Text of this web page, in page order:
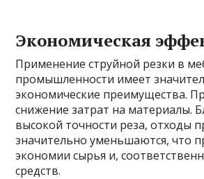
Экономическая
Применение струйной резки в
промышленности имеет
экономические преимущества.
снижение затрат на материалы.
высокой точности реза, отходы
значительно уменьшаются, что
экономии сырья и,
средств.